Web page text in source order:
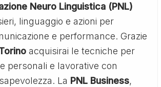
Neuro Linguistica (PNL)
linguaggio e azioni per
e performance. Grazie
acquisirai le tecniche per
personali e lavorative con
La PNL Business,